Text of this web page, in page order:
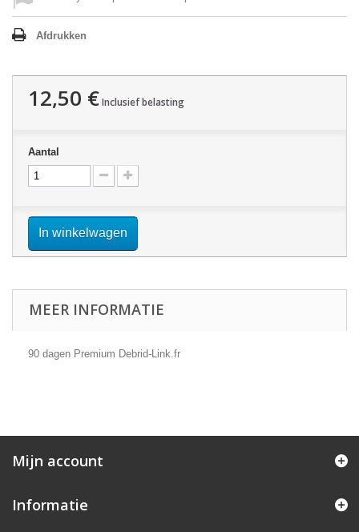
Afdrukken
12,50 €Inclusief belasting
Aantal
In winkelwagen
MEER INFORMATIE
90 dagen Premium Debrid-Link.fr
Mijn account
Informatie